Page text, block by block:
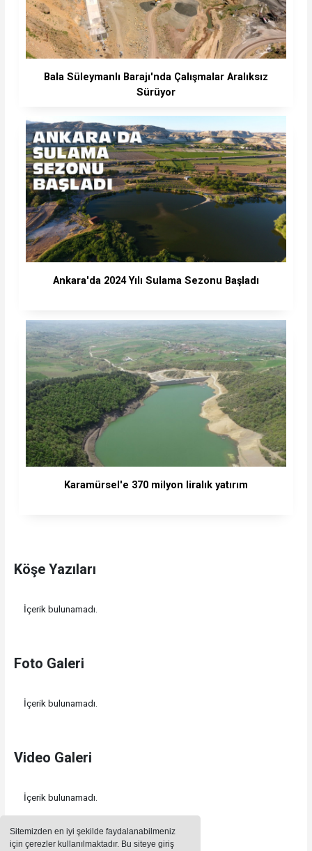
Sitemizden en iyi şekilde faydalanabilmeniz
için çerezler kullanılmaktadır. Bu siteye giriş
Bala Süleymanlı Barajı'nda Çalışmalar Aralıksız
Sürüyor
Ankara'da 2024 Yılı Sulama Sezonu Başladı
Karamürsel'e 370 milyon liralık yatırım
Köşe Yazıları
İçerik bulunamadı.
Foto Galeri
İçerik bulunamadı.
Video Galeri
İçerik bulunamadı.